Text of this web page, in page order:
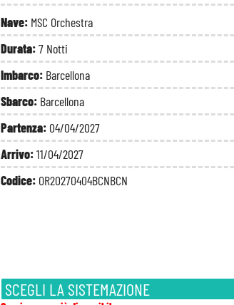
Nave: MSC Orchestra
Durata:7 Notti
Imbarco: Barcellona
Sbarco: Barcellona
Partenza: 04/04/2027
Arrivo:11/04/2027
Codice: OR20270404BCNBCN
SCEGLI LA SISTEMAZIONE